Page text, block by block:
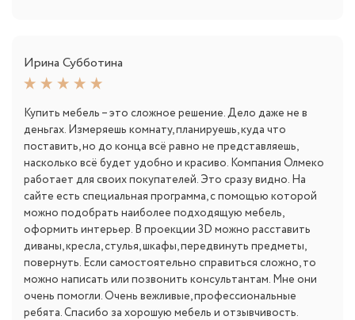
Ирина Субботина
Купить мебель – это сложное решение. Дело даже не в
деньгах. Измеряешь комнату, планируешь, куда что
поставить, но до конца всё равно не представляешь,
насколько всё будет удобно и красиво. Компания Олмеко
работает для своих покупателей. Это сразу видно. На
сайте есть специальная программа, с помощью которой
можно подобрать наиболее подходящую мебель,
оформить интерьер. В проекции 3D можно расставить
диваны, кресла, стулья, шкафы, передвинуть предметы,
повернуть. Если самостоятельно справиться сложно, то
можно написать или позвонить консультантам. Мне они
очень помогли. Очень вежливые, профессиональные
ребята. Спасибо за хорошую мебель и отзывчивость.